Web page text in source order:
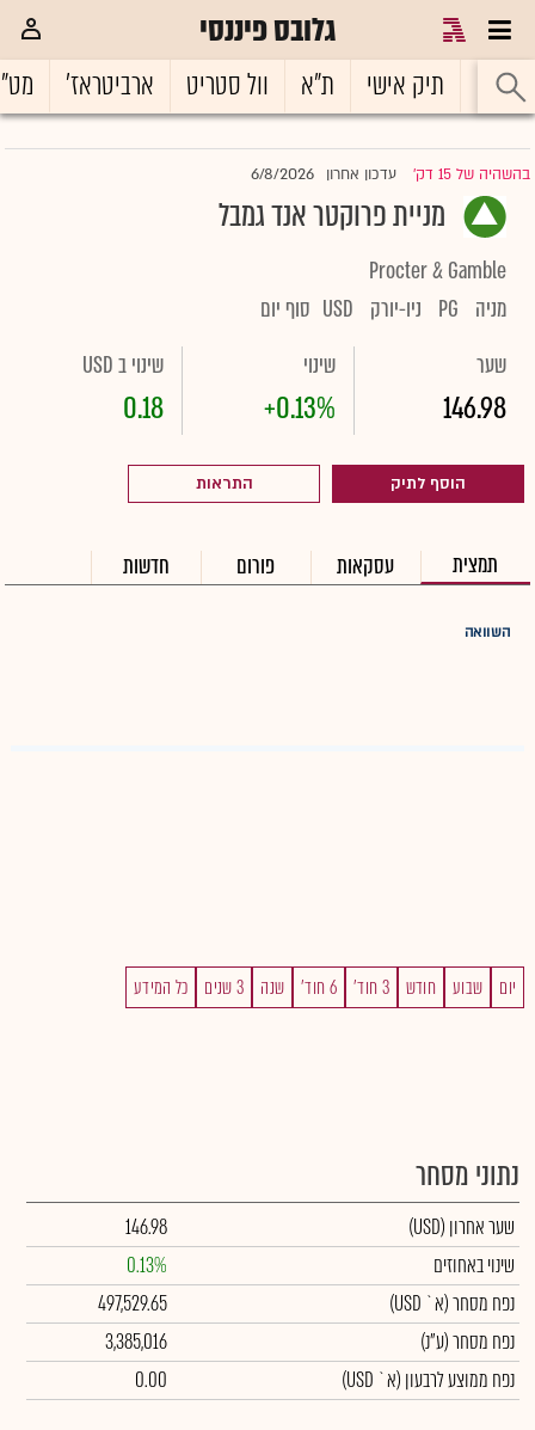
גלובס פיננסי
ראשי תיק אישי ת"א וול סטריט ארביטראז'
בהשהיה של 15 דק' |עדכון אחרון 6/8/2026
מניית פרוקטר אנד גמבל
Procter & Gamble
מניה
PG ניו-יורק USD סוף יום
שער
146.98
שינוי
+0.13%
שינוי ב USD
0.18
הוסף לתיק התראות
תמצית עסקאות פורום חדשות
השוואה
יום שבוע חודש 3 חוד' 6 חוד' שנה 3 שנים כל המידע
נתוני מסחר
שער אחרון (USD)
146.98
שינוי באחוזים
0.13%
נפח מסחר(א` USD)
497,529.65
נפח מסחר(ע"נ)
3,385,016
נפח ממוצע לרבעון (א` USD)
0.00